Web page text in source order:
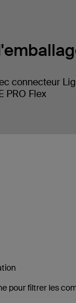
connecteur
PRO Flex